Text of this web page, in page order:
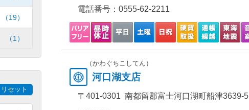
（19）
（1）
リセット
電話番号： 0555-62-2211
（かわぐちこしてん）
河口湖支店
〒401-0301 南都留郡富士河口湖町船津3639-5